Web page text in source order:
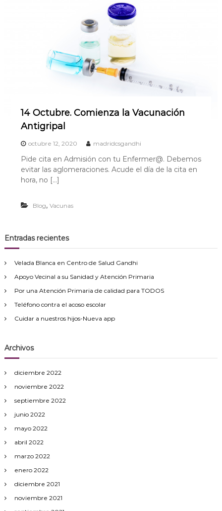
14 Octubre. Comienza la Vacunación
Antigripal
octubre 12, 2020 madridcsgandhi
Pide cita en Admisión con tu Enfermer@. Debemos
evitar las aglomeraciones. Acude el día de la cita en
hora, no […]
Blog, Vacunas
Entradas recientes
Velada Blanca en Centro de Salud Gandhi
Apoyo Vecinal a su Sanidad y Atención Primaria
Por una Atención Primaria de calidad para TODOS
Teléfono contra el acoso escolar
Cuidar a nuestros hijos-Nueva app
Archivos
diciembre 2022
noviembre 2022
septiembre 2022
junio 2022
mayo 2022
abril 2022
marzo 2022
enero 2022
diciembre 2021
noviembre 2021